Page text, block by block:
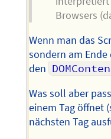
Browsers
Wenn man das
sondern am Ende
den
Was soll aber
einem Tag öffnet
nächsten Tag